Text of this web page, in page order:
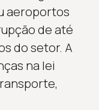
aeroportos
de até
do setor. A
na lei